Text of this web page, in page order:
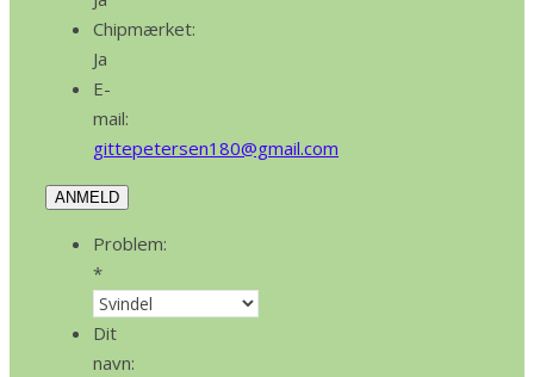
Chipmærket:
Ja
E-
mail:
gittepetersen180@gmail.com
ANMELD
Problem:
*
Dit
navn: